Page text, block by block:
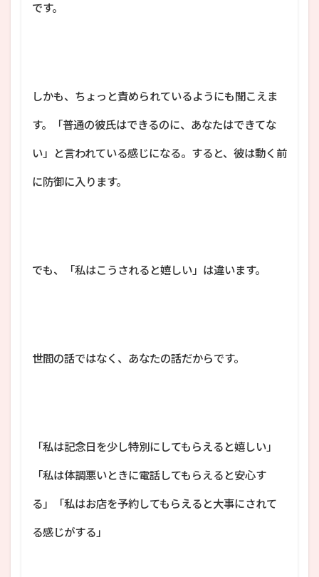
です。
しかも、ちょっと責められているようにも聞こえま
す。「普通の彼氏はできるのに、あなたはできてな
い」と言われている感じになる。すると、彼は動く前
に防御に入ります。
でも、「私はこうされると嬉しい」は違います。
世間の話ではなく、あなたの話だからです。
「私は記念日を少し特別にしてもらえると嬉しい」
「私は体調悪いときに電話してもらえると安心す
る」「私はお店を予約してもらえると大事にされて
る感じがする」